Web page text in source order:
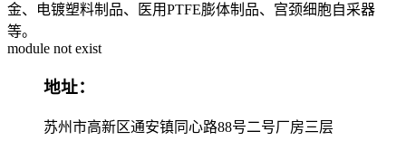
金、电镀塑料制品、医用PTFE膨体制品、宫颈细胞自采器
等。
module not exist
地址：
苏州市高新区通安镇同心路88号二号厂房三层